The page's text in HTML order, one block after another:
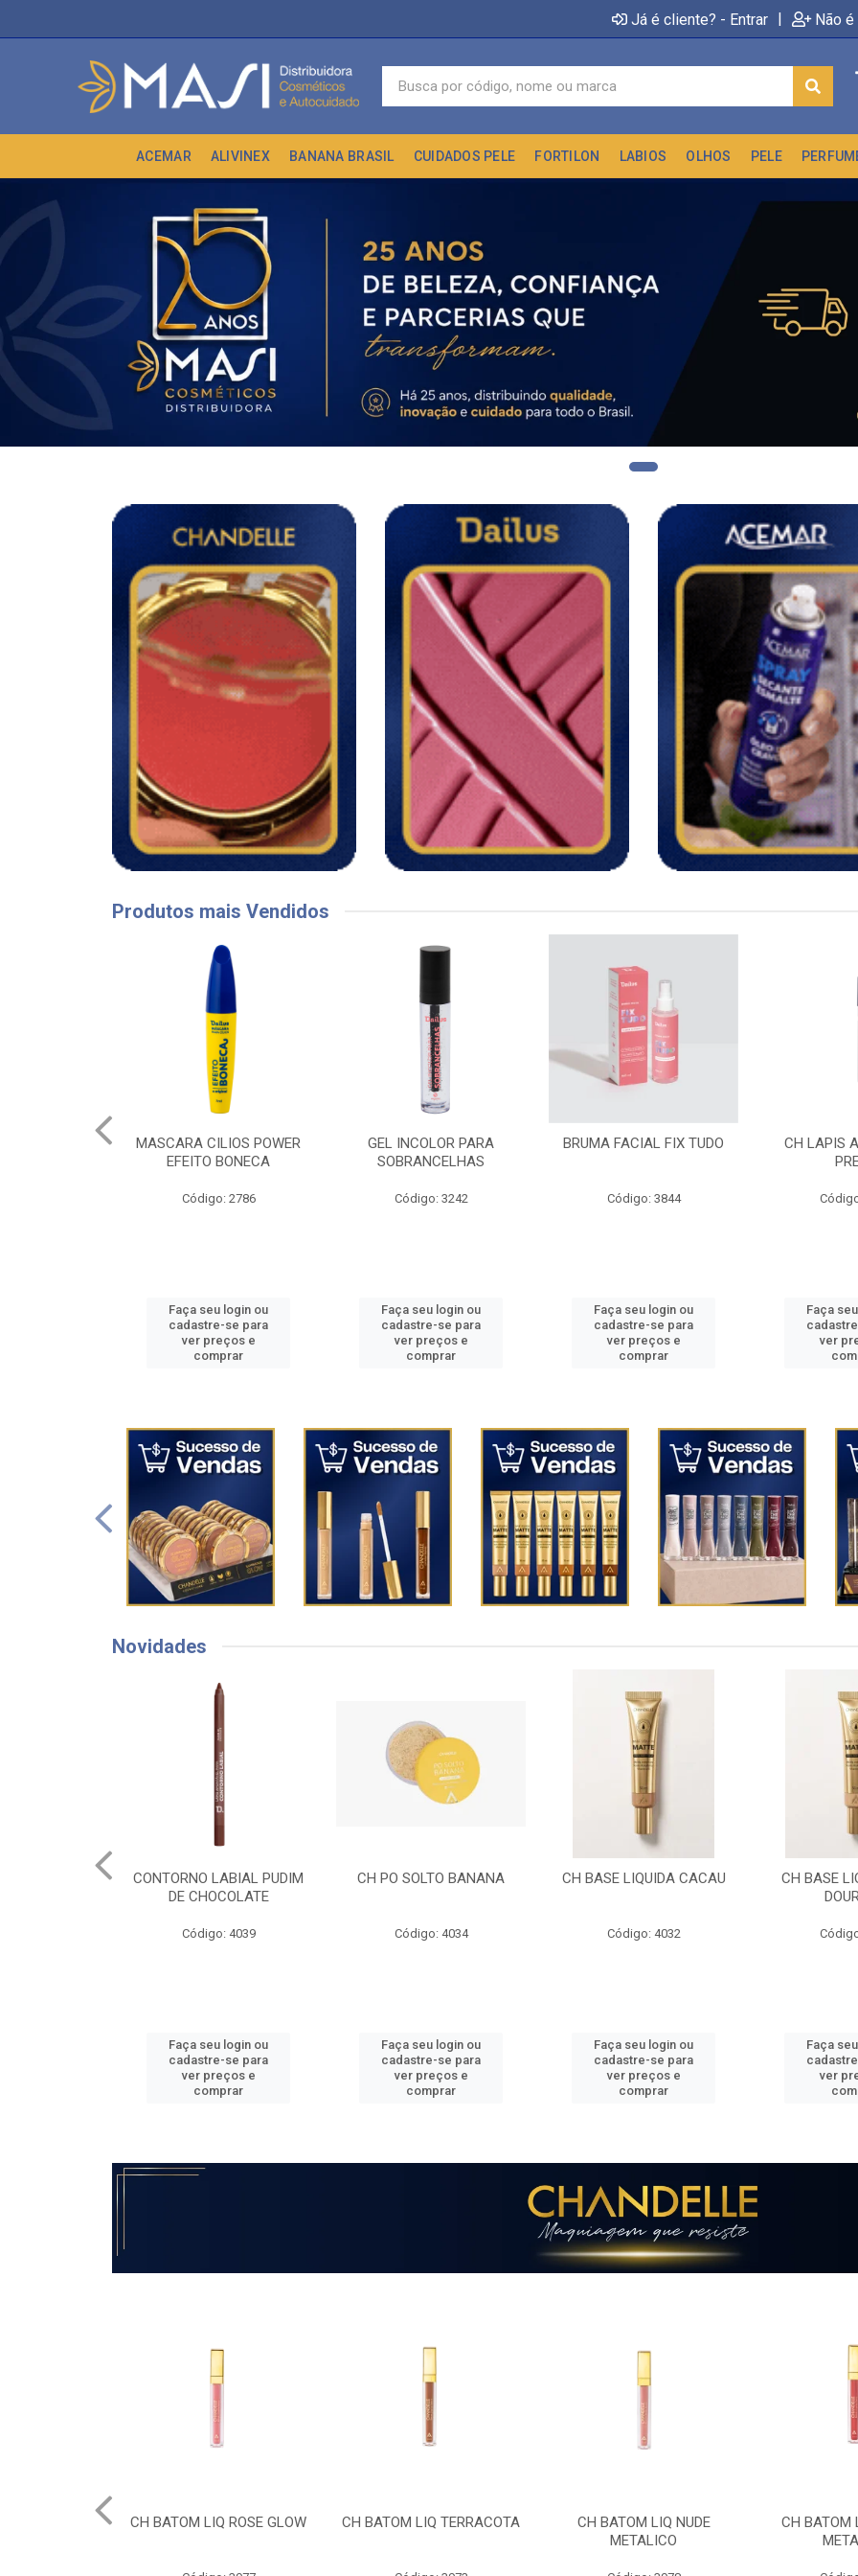
Já é cliente? - Entrar | Não
ACEMAR ALIVINEX BANANA BRASIL CUIDADOS PELE FORTILON LABIOS OLHOS PELE
Produtos mais Vendidos
GEL INCOLOR PARA
SOBRANCELHAS
Código: 3242
Faça seu login ou
cadastre-se para
ver preços e
comprar
BRUMA FACIAL FIX TUDO
Código: 3844
Faça seu login ou
cadastre-se para
ver preços e
comprar
CH LAPIS APONTAVEL
Código: 3982
Faça seu login ou
cadastre-se para
ver preços e
comprar
Faça
ver
Novidades
CH PO SOLTO BANANA
Código: 4034
Faça seu login ou
cadastre-se para
ver preços e
comprar
CH BASE LIQUIDA CACAU
Código: 4032
Faça seu login ou
cadastre-se para
ver preços e
comprar
CH BASE LIQUIDA BEGE
Código: 4030
Faça seu login ou
cadastre-se para
ver preços e
comprar
ACEMAR
Faça
ver
CH BATOM LIQ TERRACOTA
CH BATOM LIQ NUDE
CH BATOM LIQ CEREJA
METALICA
CH BATOM